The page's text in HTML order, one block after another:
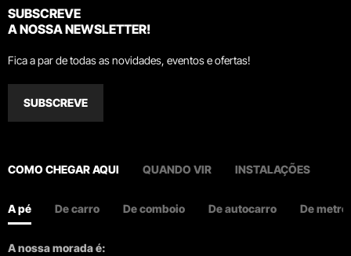
SUBSCREVE
A NOSSA NEWSLETTER!
Fica a par de todas as novidades, eventos e ofertas!
SUBSCREVE
COMO CHEGAR AQUI QUANDO VIR INSTALAÇÕES
A pé De carro De comboio De autocarro De metro
A nossa morada é: